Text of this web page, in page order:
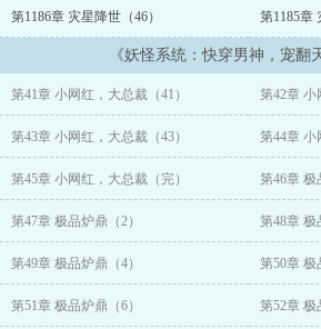
沉默寡言的忠犬骑士：“我的一切都属于
【一对一！苏爽甜！宠翻天！】
第1186章 灾星降世（46） 第1185章
《妖怪系统：快穿男神，宠翻
第41章 小网红，大总裁（41） 第42章 小
第43章 小网红，大总裁（43） 第44章 小
第45章 小网红，大总裁（完） 第46章 极
第47章 极品炉鼎（2） 第48章 极
第49章 极品炉鼎（4） 第50章 极
第51章 极品炉鼎（6） 第52章 极